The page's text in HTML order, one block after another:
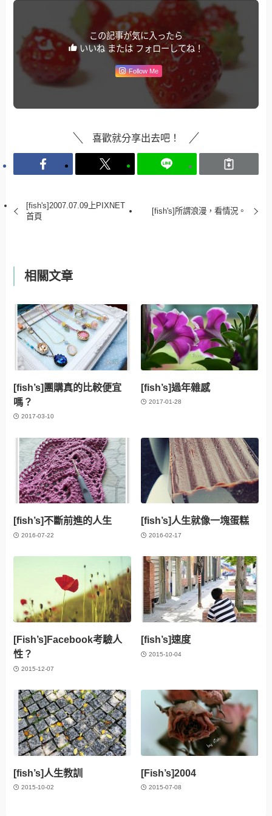
この記事が気に入ったら
いいね または フォローしてね！
Follow Me
喜歡就分享出去吧！
[fish's]2007.07.09上PIXNET
首頁
[fish's]所謂浪漫，看情況。
相關文章
[fish’s]團購真的比較便宜
嗎？
2017-03-10
[fish’s]過年雜感
2017-01-28
[fish’s]不斷前進的人生
2016-07-22
[fish’s]人生就像一塊蛋糕
2016-02-17
[Fish’s]Facebook考驗人
性？
2015-12-07
[fish’s]速度
2015-10-04
[fish’s]人生教訓
2015-10-02
[Fish’s]2004
2015-07-08